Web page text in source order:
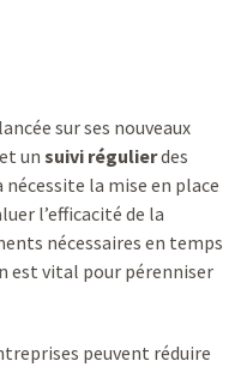
sur ses nouveaux
un suivi régulierdes
la mise en place
l’efficacité de la
nécessaires en temps
est vital pour pérenniser
peuvent réduire